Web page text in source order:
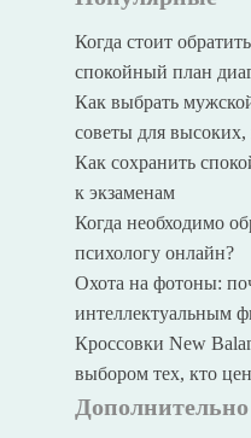
Когда стоит
спокойный план
Как выбрать
советы для
Как сохранить
к экзаменам
Когда необходимо
психологу онлайн?
Охота на фотоны:
интеллектуальным
Кроссовки New
выбором тех, кто
Дополнительно